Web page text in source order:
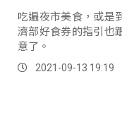
吃遍夜市美食，或是
濟部好食券的指引也
意了。
2021-09-13 19:19